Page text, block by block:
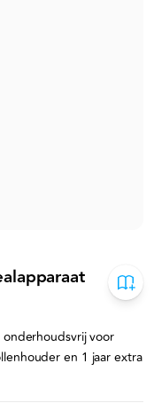
onderhoudsvrij voor
en 1 jaar extra